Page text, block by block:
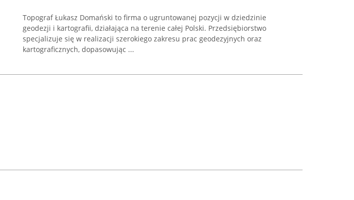
Topograf Łukasz Domański to firma o ugruntowanej pozycji w dziedzinie
geodezji i kartografii, działająca na terenie całej Polski. Przedsiębiorstwo
specjalizuje się w realizacji szerokiego zakresu prac geodezyjnych oraz
kartograficznych, dopasowując ...